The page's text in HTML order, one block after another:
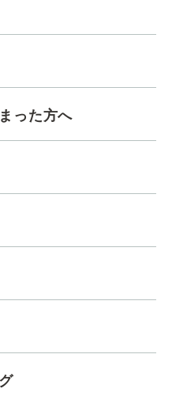
った方へ